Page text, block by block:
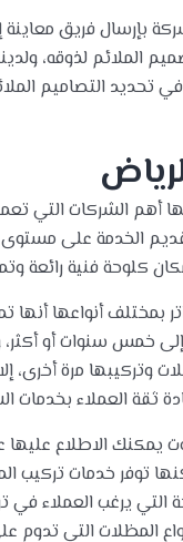
بإرسال فريق معاينة
الملائم لذوقه،
تحديد التصاميم
أهم الشركات التي
الخدمة على
كلوحة فنية رائعة
بمختلف أنواعها أنها
خمس سنوات أو
مرة أخرى،
ثقة العملاء بخدمات
الاطلاع عليها
توفر خدمات تركيب
التي يرغب العملاء في
المظلات التي تدوم